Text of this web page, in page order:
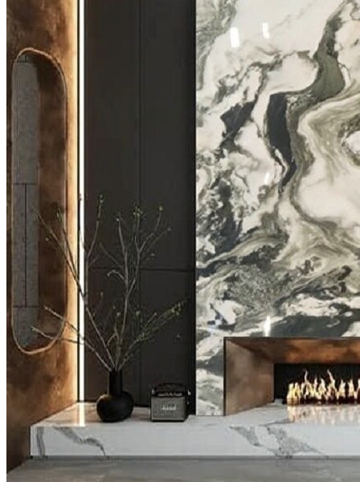
Stone design
Stone Construction